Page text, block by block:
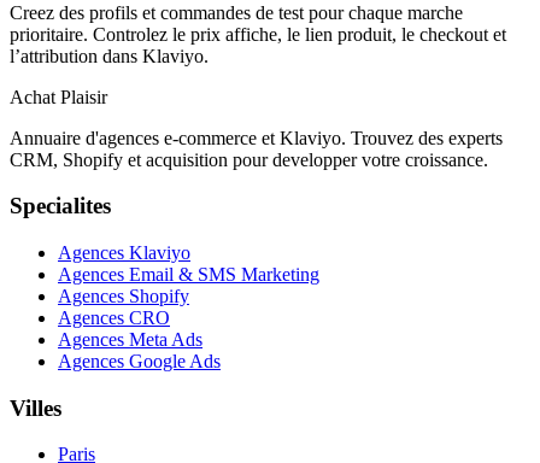
Creez des profils et commandes de test pour chaque marche
prioritaire. Controlez le prix affiche, le lien produit, le checkout et
l’attribution dans Klaviyo.
Achat Plaisir
Annuaire d'agences e-commerce et Klaviyo. Trouvez des experts
CRM, Shopify et acquisition pour developper votre croissance.
Specialites
Agences Klaviyo
Agences Email & SMS Marketing
Agences Shopify
Agences CRO
Agences Meta Ads
Agences Google Ads
Villes
Paris